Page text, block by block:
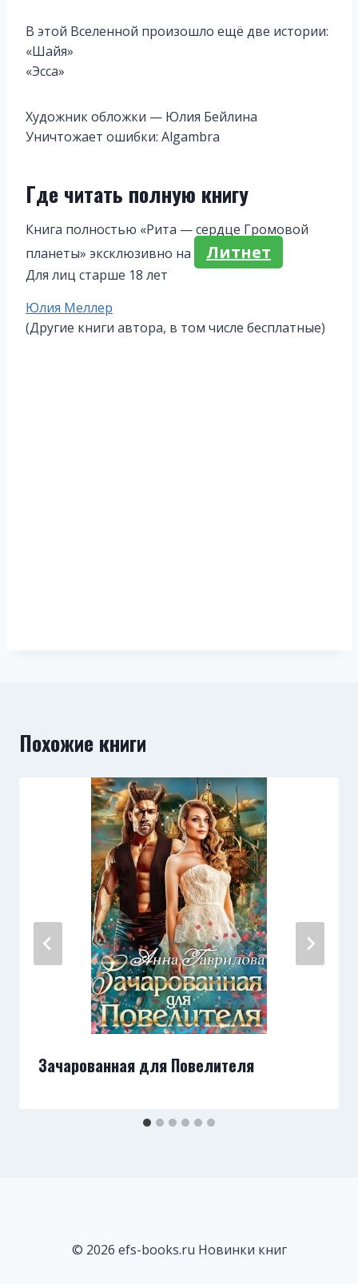
В этой Вселенной произошло ещё две истории:
«Шайя»
«Эсса»
Художник обложки — Юлия Бейлина
Уничтожает ошибки: Algambra
Где читать полную книгу
Книга полностью «Рита — сердце Громовой
планеты» эксклюзивно на
Литнет
Для лиц старше 18 лет
Метки
записи:
Юлия Меллер
(Другие книги автора, в том числе бесплатные)
Похожие книги
Зачарованная для Повелителя
© 2026 efs-books.ru Новинки книг